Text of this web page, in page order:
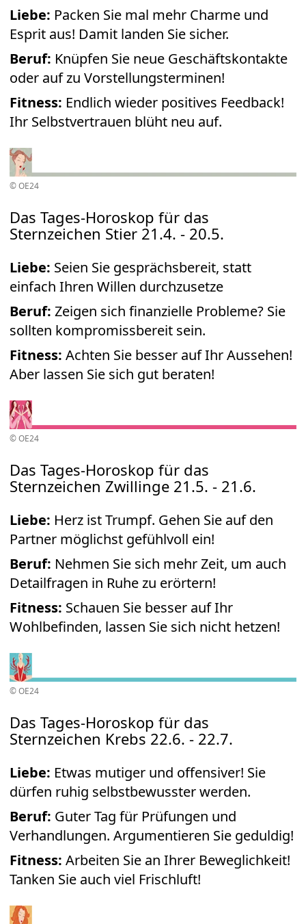
Liebe: Packen Sie mal mehr Charme und
Esprit aus! Damit landen Sie sicher.
Beruf: Knüpfen Sie neue Geschäftskontakte
oder auf zu Vorstellungsterminen!
Fitness: Endlich wieder positives Feedback!
Ihr Selbstvertrauen blüht neu auf.
© OE24
Das Tages-Horoskop für das
Sternzeichen Stier 21.4. - 20.5.
Liebe: Seien Sie gesprächsbereit, statt
einfach Ihren Willen durchzusetze
Beruf: Zeigen sich finanzielle Probleme? Sie
sollten kompromissbereit sein.
Fitness: Achten Sie besser auf Ihr Aussehen!
Aber lassen Sie sich gut beraten!
© OE24
Das Tages-Horoskop für das
Sternzeichen Zwillinge 21.5. - 21.6.
Liebe: Herz ist Trumpf. Gehen Sie auf den
Partner möglichst gefühlvoll ein!
Beruf: Nehmen Sie sich mehr Zeit, um auch
Detailfragen in Ruhe zu erörtern!
Fitness: Schauen Sie besser auf Ihr
Wohlbefinden, lassen Sie sich nicht hetzen!
© OE24
Das Tages-Horoskop für das
Sternzeichen Krebs 22.6. - 22.7.
Liebe: Etwas mutiger und offensiver! Sie
dürfen ruhig selbstbewusster werden.
Beruf: Guter Tag für Prüfungen und
Verhandlungen. Argumentieren Sie geduldig!
Fitness: Arbeiten Sie an Ihrer Beweglichkeit!
Tanken Sie auch viel Frischluft!